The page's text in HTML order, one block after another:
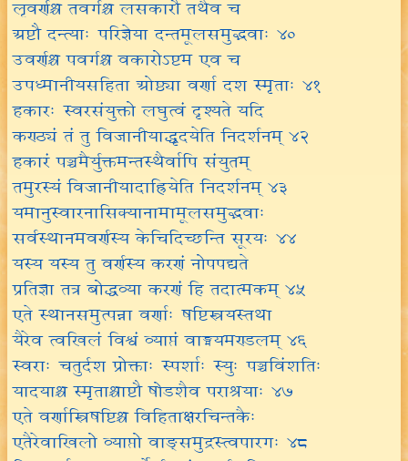
ऌवर्णश्च तवर्गश्च लसकारौ तथैव च
अष्टौ दन्त्याः परिज्ञेया दन्तमूलसमुद्भवाः ४०
उवर्णश्च पवर्गश्च वकारोऽष्टम एव च
उपध्मानीयसहिता ओष्ठ्या वर्णा दश स्मृताः ४१
हकारः स्वरसंयुक्तो लघुत्वं दृश्यते यदि
कण्ठ्यं तं तु विजानीयाद्धृदयेति निदर्शनम् ४२
हकारं पञ्चमैर्युक्तमन्तस्थैर्वापि संयुतम्
तमुरस्यं विजानीयादाह्रियेति निदर्शनम् ४३
यमानुस्वारनासिक्यानामामूलसमुद्भवाः
सर्वस्थानमवर्णस्य केचिदिच्छन्ति सूरयः ४४
यस्य यस्य तु वर्णस्य करणं नोपपद्यते
प्रतिज्ञा तत्र बोद्धव्या करणं हि तदात्मकम् ४५
एते स्थानसमुत्पन्ना वर्णाः षष्टिस्त्रयस्तथा
यैरेव त्वखिलं विश्वं व्याप्तं वाङ्मयमण्डलम् ४६
स्वराः चतुर्दश प्रोक्ताः स्पर्शाः स्युः पञ्चविंशतिः
यादयाश्च स्मृताश्चाष्टौ षोडशैव पराश्रयाः ४७
एते वर्णास्त्रिषष्टिश्च विहिताक्षरचिन्तकैः
एतैरेवाखिलो व्याप्तो वाङ्समुद्रस्त्वपारगः ४८